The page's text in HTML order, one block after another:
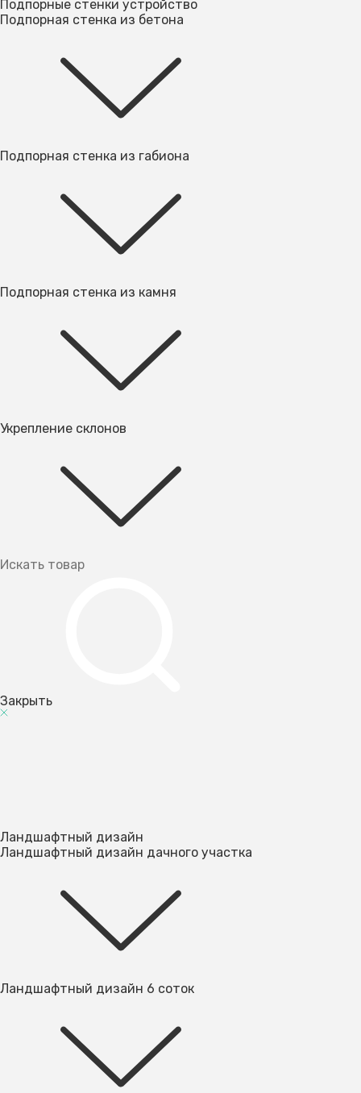
Подпорные стенки устройство
Подпорная стенка из бетона
Подпорная стенка из габиона
Подпорная стенка из камня
Укрепление склонов
Закрыть
Ландшафтный дизайн
Ландшафтный дизайн дачного участка
Ландшафтный дизайн 6 соток